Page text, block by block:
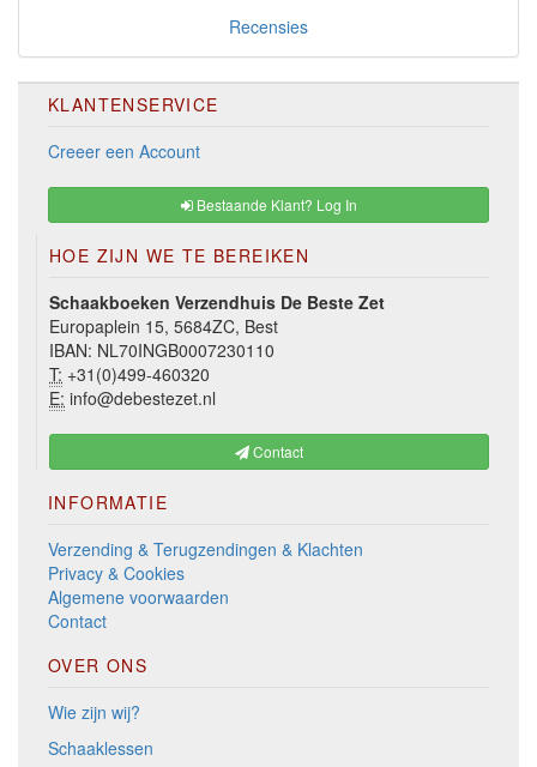
Recensies
KLANTENSERVICE
Creeer een Account
Bestaande Klant? Log In
HOE ZIJN WE TE BEREIKEN
Schaakboeken Verzendhuis De Beste Zet
Europaplein 15, 5684ZC, Best
IBAN: NL70INGB0007230110
T: +31(0)499-460320
E: info@debestezet.nl
Contact
INFORMATIE
Verzending & Terugzendingen & Klachten
Privacy & Cookies
Algemene voorwaarden
Contact
OVER ONS
Wie zijn wij?
Schaaklessen